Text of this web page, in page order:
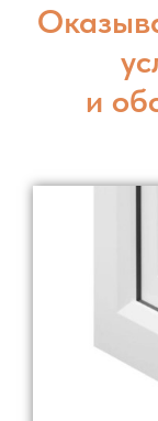
и